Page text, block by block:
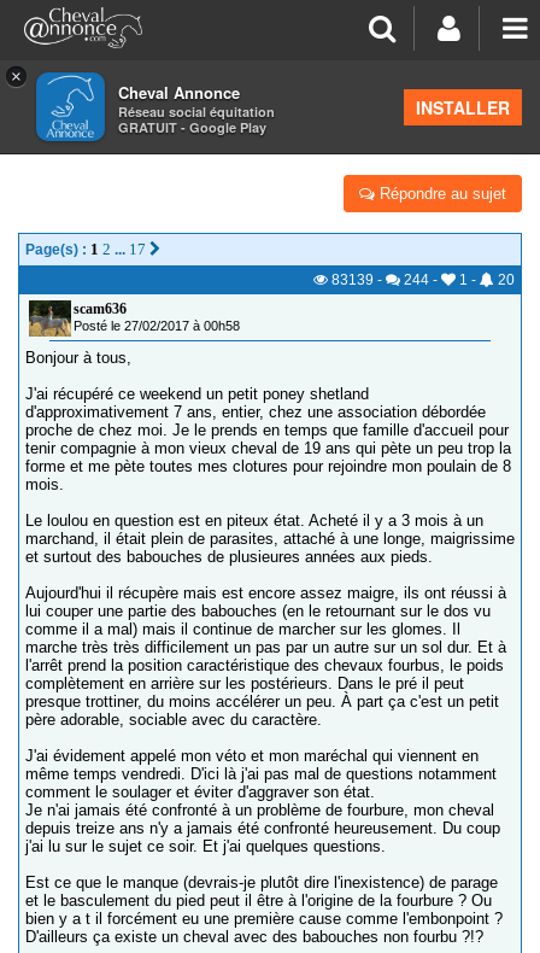
×
Cheval Annonce
Réseau social équitation
GRATUIT - Google Play
INSTALLER
>La santé - les soins
FOURBURE ET PIEDS EN BABOUCHES
Répondre au sujet
Page(s) : 1 2 ... 17
83139 - 244 - 1 -
20
scam636
Posté le 27/02/2017 à 00h58
Bonjour à tous,
J'ai récupéré ce weekend un petit poney shetland
d'approximativement 7 ans, entier, chez une association débordée
proche de chez moi. Je le prends en temps que famille d'accueil pour
tenir compagnie à mon vieux cheval de 19 ans qui pète un peu trop la
forme et me pète toutes mes clotures pour rejoindre mon poulain de 8
mois.
Le loulou en question est en piteux état. Acheté il y a 3 mois à un
marchand, il était plein de parasites, attaché à une longe, maigrissime
et surtout des babouches de plusieures années aux pieds.
Aujourd'hui il récupère mais est encore assez maigre, ils ont réussi à
lui couper une partie des babouches (en le retournant sur le dos vu
comme il a mal) mais il continue de marcher sur les glomes. Il
marche très très difficilement un pas par un autre sur un sol dur. Et à
l'arrêt prend la position caractéristique des chevaux fourbus, le poids
complètement en arrière sur les postérieurs. Dans le pré il peut
presque trottiner, du moins accélérer un peu. À part ça c'est un petit
père adorable, sociable avec du caractère.
J'ai évidement appelé mon véto et mon maréchal qui viennent en
même temps vendredi. D'ici là j'ai pas mal de questions notamment
comment le soulager et éviter d'aggraver son état.
Je n'ai jamais été confronté à un problème de fourbure, mon cheval
depuis treize ans n'y a jamais été confronté heureusement. Du coup
j'ai lu sur le sujet ce soir. Et j'ai quelques questions.
Est ce que le manque (devrais-je plutôt dire l'inexistence) de parage
et le basculement du pied peut il être à l'origine de la fourbure ? Ou
bien y a t il forcément eu une première cause comme l'embonpoint ?
D'ailleurs ça existe un cheval avec des babouches non fourbu ?!?